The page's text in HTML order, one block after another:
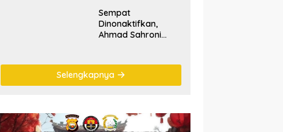
Sempat
Dinonaktifkan,
Ahmad Sahroni
DPR RI
Selengkapnya